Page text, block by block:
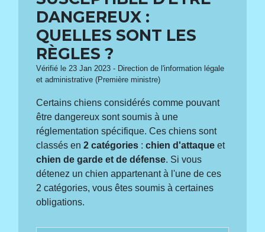
DANGEREUX :
QUELLES SONT LES
RÈGLES ?
Vérifié le 23 Jan 2023 - Direction de l'information légale
et administrative (Première ministre)
Certains chiens considérés comme pouvant
être dangereux sont soumis à une
réglementation spécifique. Ces chiens sont
classés en2 catégories :chien d'attaque et
chien de garde et de défense. Si vous
détenez un chien appartenant à l'une de ces
2 catégories, vous êtes soumis à certaines
obligations.